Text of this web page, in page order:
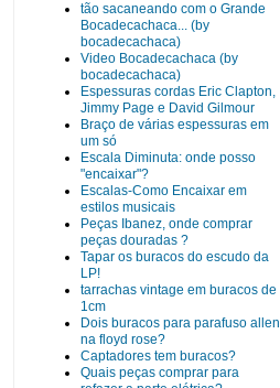
tão sacaneando com o Grande
Bocadecachaca... (by
bocadecachaca)
Video Bocadecachaca (by
bocadecachaca)
Espessuras cordas Eric Clapton,
Jimmy Page e David Gilmour
Braço de várias espessuras em
um só
Escala Diminuta: onde posso
"encaixar"?
Escalas-Como Encaixar em
estilos musicais
Peças Ibanez, onde comprar
peças douradas ?
Tapar os buracos do escudo da
LP!
tarrachas vintage em buracos de
1cm
Dois buracos para parafuso allen
na floyd rose?
Captadores tem buracos?
Quais peças comprar para